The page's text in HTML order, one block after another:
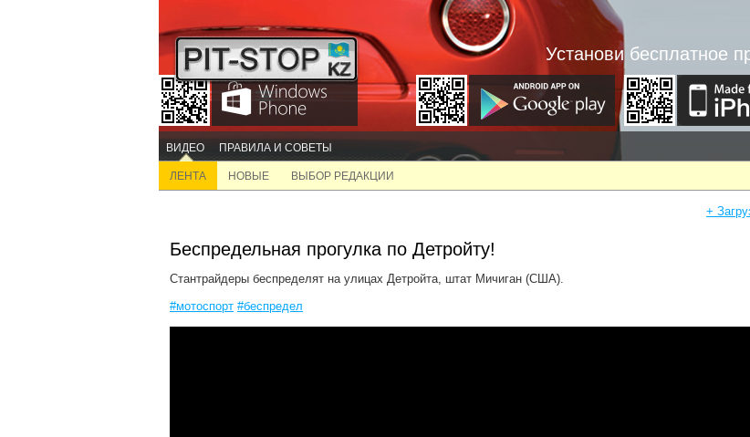
Установи бесплатное
ВИДЕО ПРАВИЛА И СОВЕТЫ
ЛЕНТА НОВЫЕ ВЫБОР РЕДАКЦИИ
+
Беспредельная прогулка по Детройту!
Стантрайдеры беспределят на улицах Детройта, штат Мичиган (США).
#мотоспорт #беспредел